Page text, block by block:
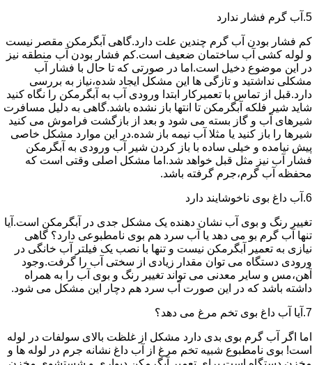
5.آب گرم فشار ندارد
کم فشار بودن آب گرم چندین علت دارد.گاهی آبگرمکن مقصر نیست
و لوله کشی آب ساختمان ضعیف است.کم فشار بودن آب منطقه نیز
در این موضوع دخیل است.اما در صورتی که تا حال با فشار آب
مشکلی نداشتید و تازگی ها این مشکل ایجاد شده،نیاز به بررسی
دارد.قبل از تماس با تعمیرکار ابتدا ورودی آب به آبگرمکن را نگاه کنید
شاید شیر فلکه آبگرمکن تا انتها باز نشده باشد.گاهی به دلیل مسافرت
شیرهای آب و گاز بسته می شود و بعد از بازگشت فراموش می کنید
شیرها را باز کنید یا مثلا آب نیمه باز شده.در این موارد مشکل خاصی
پیش نیامده و خیلی ساده با باز کردن شیر آب ورودی به آبگرمکن
فشار آب نیز مثل قبل خواهد شد.اما مشکل اصلی وقتی است که
محفظه آب گرم،جرم گرفته باشد.
6.آب داغ بوی ناخوشایند دارد
تغییر رنگ و بوی آب نشان دهنده یک مشکل جدی در آبگرمکن است.آیا
تنها آب گرم بو می دهد یا آب سرد هم بوی نامطبوعی دارد؟ گاهی
نیازی به تعمیر آبگرمکن نیست و تنها با نصب یک فیلتر آب خانگی در
ورودی دستگاه می توان مقدار زیادی از سختی آب را گرفت.وجود
آهن،مس و سایر معدنی می تواند تغییر رنگ و بوی آب را به همراه
داشته باشد که در این صورت آب سرد هم دچار این مشکل می شود.
7.آیا آب داغ بوی تخم مرغ می دهد؟
اما اگر آب گرم بوی بدی دارد مشکل از غلظت بالای سولفات در لوله
است! بوی نامطبوع شبیه تخم مرغ از آب داغ نشانه جرم در لوله ها و